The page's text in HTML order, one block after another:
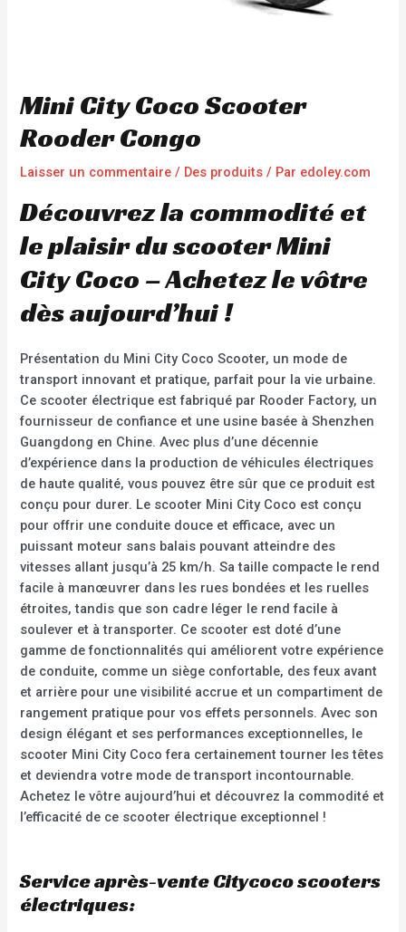
Mini City Coco Scooter
Rooder Congo
Laisser un commentaire / Des produits / Par edoley.com
Découvrez la commodité et
le plaisir du scooter Mini
City Coco – Achetez le vôtre
dès aujourd’hui !
Présentation du Mini City Coco Scooter, un mode de
transport innovant et pratique, parfait pour la vie urbaine.
Ce scooter électrique est fabriqué par Rooder Factory, un
fournisseur de confiance et une usine basée à Shenzhen
Guangdong en Chine. Avec plus d’une décennie
d’expérience dans la production de véhicules électriques
de haute qualité, vous pouvez être sûr que ce produit est
conçu pour durer. Le scooter Mini City Coco est conçu
pour offrir une conduite douce et efficace, avec un
puissant moteur sans balais pouvant atteindre des
vitesses allant jusqu’à 25 km/h. Sa taille compacte le rend
facile à manœuvrer dans les rues bondées et les ruelles
étroites, tandis que son cadre léger le rend facile à
soulever et à transporter. Ce scooter est doté d’une
gamme de fonctionnalités qui améliorent votre expérience
de conduite, comme un siège confortable, des feux avant
et arrière pour une visibilité accrue et un compartiment de
rangement pratique pour vos effets personnels. Avec son
design élégant et ses performances exceptionnelles, le
scooter Mini City Coco fera certainement tourner les têtes
et deviendra votre mode de transport incontournable.
Achetez le vôtre aujourd’hui et découvrez la commodité et
l’efficacité de ce scooter électrique exceptionnel !
Service après-vente Citycoco scooters
électriques: